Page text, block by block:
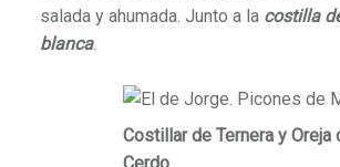
salada y ahumada. Junto a la costilla
blanca.
Costillar de Ternera y Oreja